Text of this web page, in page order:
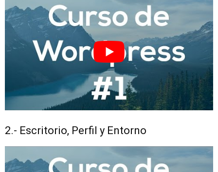
2.- Escritorio, Perfil y Entorno